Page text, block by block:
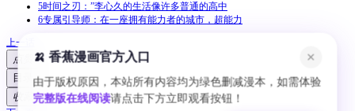
5时间之刃：”李心久的生活像许多普通的高中
6专属引导师：在一座拥有能力者的城市，超能力
上一话
点赞
目录
收藏
🍌 香蕉漫画官方入口 ✕
由于版权原因，本站所有内容均为绿色删减漫本，如需体验
完整版在线阅读请点击下方立即观看按钮！